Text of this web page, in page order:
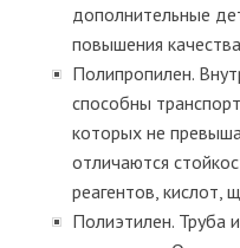
дополнительные
повышения
Полипропилен.
способны
которых не
отличаются
реагентов, кислот,
Полиэтилен. Труба